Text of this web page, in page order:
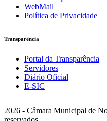
WebMail
Política de Privacidade
Transparência
Portal da Transparência
Servidores
Diário Oficial
E-SIC
2026 - Câmara Municipal de